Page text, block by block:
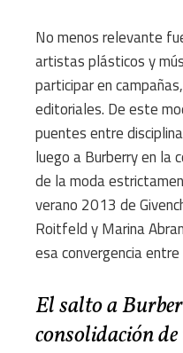
No menos relevante
artistas plásticos y
participar en
editoriales. De este
puentes entre
luego a Burberry en la
de la moda
verano 2013 de
Roitfeld y Marina
esa convergencia
El salto a
consolidación